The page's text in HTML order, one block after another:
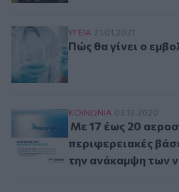
Πώς θα γίνει ο
ΥΓΕΙΑ 21.01.2021
Πώς θα γίνει ο
Με 17 έως 20
ΚΟΙΝΩΝΙΑ 03.12.2020
Με 17 έως 20
περιφερειακές
την ανάκαμψη των